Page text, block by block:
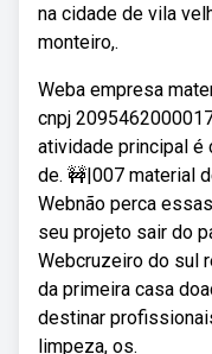
na cidade de vila
monteiro,.
Weba empresa
cnpj
atividade principal é
de. 🚧|007 material
Webnão perca
seu projeto sair do
Webcruzeiro do sul
da primeira casa
destinar
limpeza, os.